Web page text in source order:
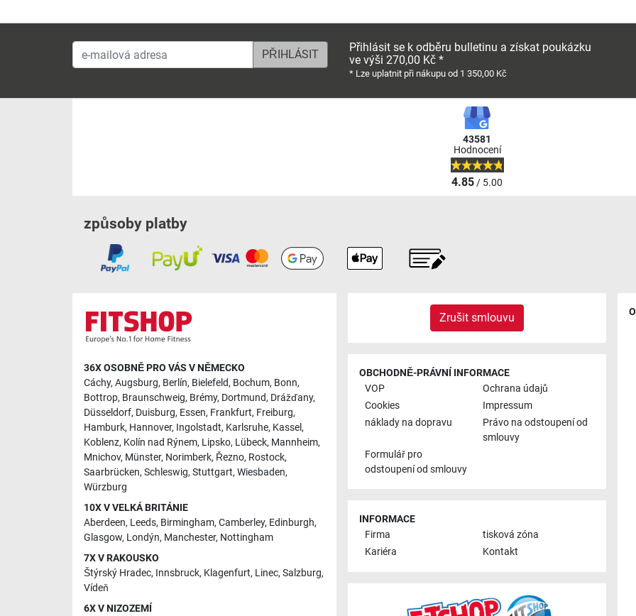
e-mailová adresa
Přihlásit se k odběru bulletinu a získat poukázku
ve výši 270,00 Kč *
* Lze uplatnit při nákupu od 1 350,00 Kč
43581
Hodnocení
4.85/ 5.00
způsoby platby
36X OSOBNĚ PRO VÁS V NĚMECKO
Cáchy, Augsburg, Berlín, Bielefeld, Bochum, Bonn,
Bottrop, Braunschweig, Brémy, Dortmund, Drážďany,
Düsseldorf, Duisburg, Essen, Frankfurt, Freiburg,
Hamburk, Hannover, Ingolstadt, Karlsruhe, Kassel,
Koblenz, Kolín nad Rýnem, Lipsko, Lübeck, Mannheim,
Mnichov, Münster, Norimberk, Řezno, Rostock,
Saarbrücken, Schleswig, Stuttgart, Wiesbaden,
Würzburg
10X V VELKÁ BRITÁNIE
Aberdeen, Leeds, Birmingham, Camberley, Edinburgh,
Glasgow, Londýn, Manchester, Nottingham
7X V RAKOUSKO
Štýrský Hradec, Innsbruck, Klagenfurt, Linec, Salzburg,
Vídeň
6X V NIZOZEMÍ
Zrušit smlouvu
OBCHODNĚ-PRÁVNÍ INFORMACE
VOP
Ochrana údajů
Cookies
Impressum
náklady na dopravu
Právo na odstoupení od
smlouvy
Formulář pro
odstoupení od smlouvy
INFORMACE
Firma
tisková zóna
Kariéra
Kontakt